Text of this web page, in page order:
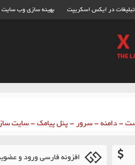
تبلیغات در ایکس اسکریپت بهینه سازی وب
افزونه فارسی ورود و